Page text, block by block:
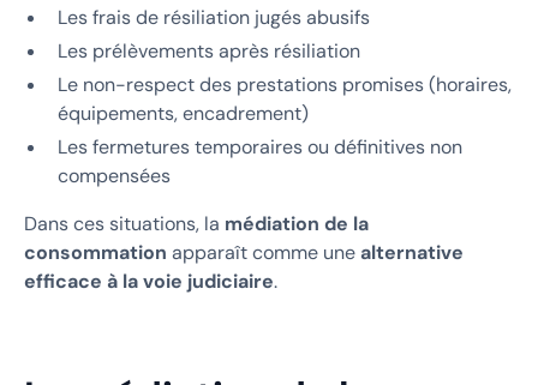
Les frais de résiliation jugés abusifs
Les prélèvements après résiliation
Le non-respect des prestations promises (horaires,
équipements, encadrement)
Les fermetures temporaires ou définitives non
compensées
Dans ces situations, la médiation de la
consommation apparaît comme une alternative
efficace à la voie judiciaire.